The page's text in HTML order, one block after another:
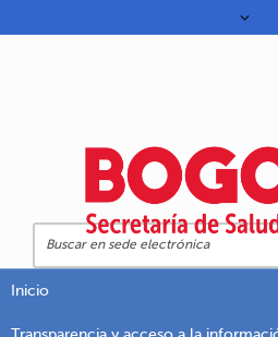
Inicio